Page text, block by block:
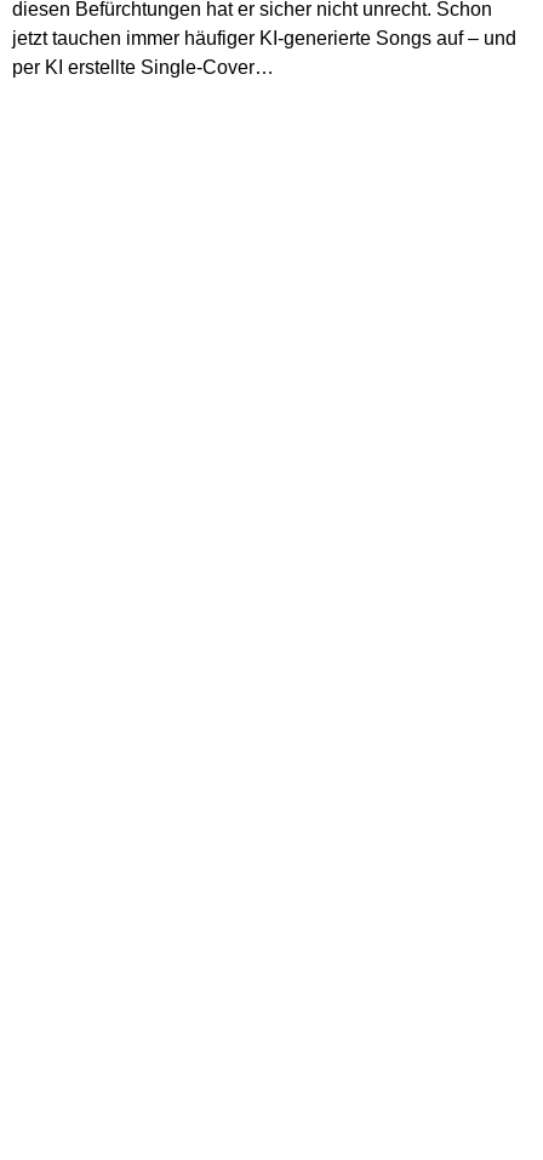
diesen Befürchtungen hat er sicher nicht unrecht. Schon
jetzt tauchen immer häufiger KI-generierte Songs auf – und
per KI erstellte Single-Cover…